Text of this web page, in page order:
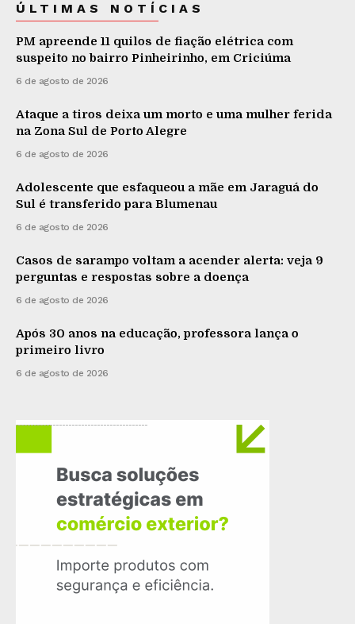
ÚLTIMAS NOTÍCIAS
PM apreende 11 quilos de fiação elétrica com
suspeito no bairro Pinheirinho, em Criciúma
6 de agosto de 2026
Ataque a tiros deixa um morto e uma mulher ferida
na Zona Sul de Porto Alegre
6 de agosto de 2026
Adolescente que esfaqueou a mãe em Jaraguá do
Sul é transferido para Blumenau
6 de agosto de 2026
Casos de sarampo voltam a acender alerta: veja 9
perguntas e respostas sobre a doença
6 de agosto de 2026
Após 30 anos na educação, professora lança o
primeiro livro
6 de agosto de 2026